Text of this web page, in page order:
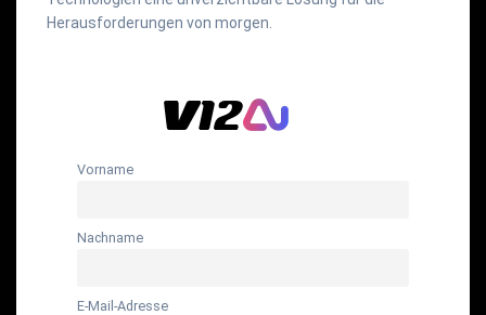
Herausforderungen von morgen.
Vorname
Nachname
E-Mail-Adresse